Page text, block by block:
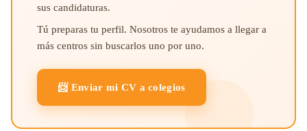
sus candidaturas.
Tú preparas tu perfil. Nosotros te ayudamos a llegar a
más centros sin buscarlos uno por uno.
📨 Enviar mi CV a colegios